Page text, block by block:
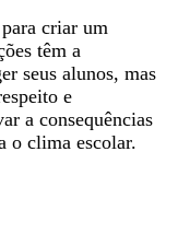
criar um
têm a
seus alunos, mas
e
a consequências
o clima escolar.